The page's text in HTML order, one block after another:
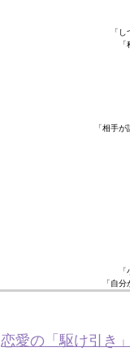
「
「相手
「自
恋愛の「駆け引き